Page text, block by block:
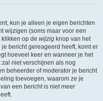
kun je alleen je eigen berichten
wijzigen (soms maar voor een
op de wijzig knop van het
bericht gereageerd heeft, komt er
hoeveel keer en wanneer je het
niet verschijnen als nog
beheerder of moderator je bericht
toevoegen, waarom ze je
een bericht is niet meer